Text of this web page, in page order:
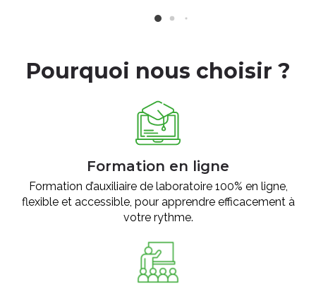
Pourquoi nous choisir ?
Formation en ligne
Formation d’auxiliaire de laboratoire 100% en ligne,
flexible et accessible, pour apprendre efficacement à
votre rythme.